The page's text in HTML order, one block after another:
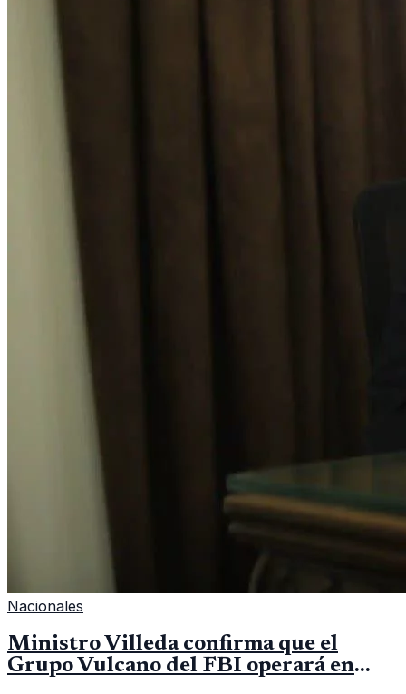
Nacionales
Ministro Villeda confirma que el
Grupo Vulcano del FBI operará en